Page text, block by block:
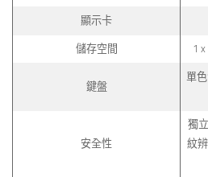
顯示卡
儲存空間 1
鍵盤
單
安全性
獨
紋